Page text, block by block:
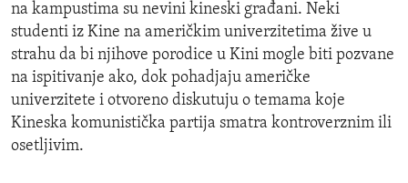
na kampustima su nevini kineski građani. Neki
studenti iz Kine na američkim univerzitetima žive u
strahu da bi njihove porodice u Kini mogle biti pozvane
na ispitivanje ako, dok pohadjaju američke
univerzitete i otvoreno diskutuju o temama koje
Kineska komunistička partija smatra kontroverznim ili
osetljivim.